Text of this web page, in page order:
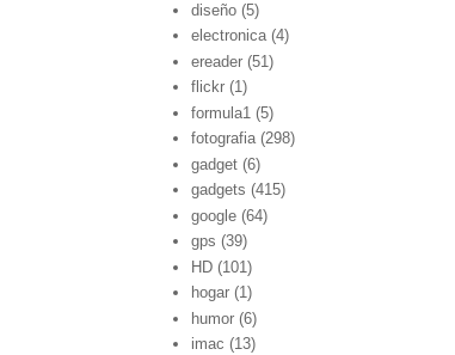
diseño (5)
electronica (4)
ereader (51)
flickr (1)
formula1 (5)
fotografia (298)
gadget (6)
gadgets (415)
google (64)
gps (39)
HD (101)
hogar (1)
humor (6)
imac (13)